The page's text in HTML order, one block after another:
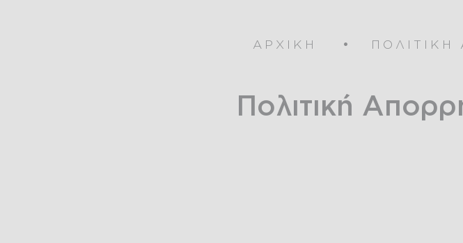
ΑΡΧΙΚΗ ΠΟΛΙΤΙΚΗ
Πολιτική